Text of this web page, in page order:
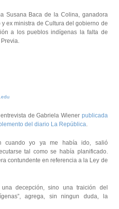
Susana Baca de la Colina, ganadora
ex ministra de Cultura del gobierno de
a los pueblos indígenas la falta de
de Gabriela Wiener publicada
del diario La República.
cuando yo ya me había ido, salió
tal como se había planificado.
contundente en referencia a la Ley de
decepción, sino una traición del
agrega, sin ningun duda, la